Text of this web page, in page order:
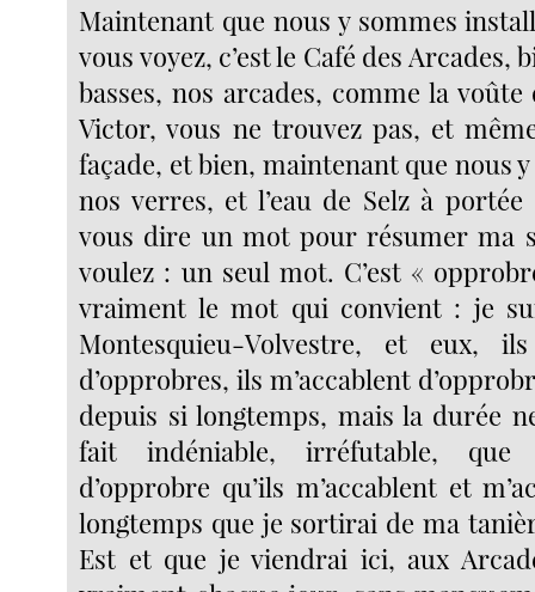
Maintenant que nous y sommes
vous voyez, c’est le Café des Arcades,
basses, nos arcades, comme la voûte
Victor, vous ne trouvez pas, et
façade, et bien, maintenant que nous
nos verres, et l’eau de Selz à
vous dire un mot pour résumer ma
voulez : un seul mot. C’est «
vraiment le mot qui convient : je
Montesquieu-Volvestre, et eux,
d’opprobres, ils m’accablent
depuis si longtemps, mais la durée
fait indéniable, irréfutable, que
d’opprobre qu’ils m’accablent et
longtemps que je sortirai de ma
Est et que je viendrai ici, aux